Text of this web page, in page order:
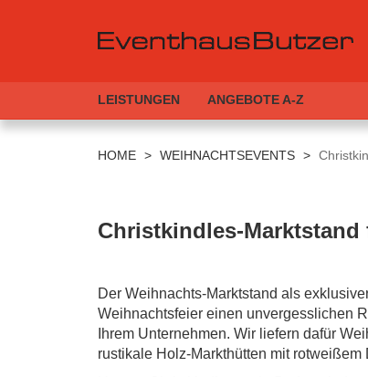
Direkt
LEISTUNGEN ANGEBOTE A-Z
HOME > WEIHNACHTSEVENTS >
Christkindles-
Der Weihnachts-Marktstand als
Weihnachtsfeier einen unvergesslichen
Ihrem Unternehmen. Wir liefern dafür
rustikale Holz-Markthütten mit